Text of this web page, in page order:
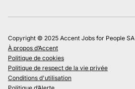
Copyright © 2025 Accent Jobs for People SA
À propos d’Accent
Politique de cookies
Politique de respect de la vie privée
Conditions d'utilisation